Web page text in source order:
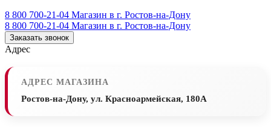
8 800 700-21-04 Магазин в г. Ростов-на-Дону
8 800 700-21-04 Магазин в г. Ростов-на-Дону
Заказать звонок
Адрес
АДРЕС МАГАЗИНА
Ростов-на-Дону, ул. Красноармейская, 180А